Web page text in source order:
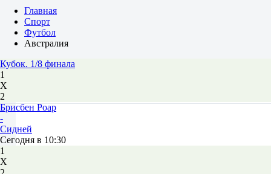
Главная
Спорт
Футбол
Австралия
Кубок. 1/8 финала
1
Х
2
Брисбен Роар
-
Сидней
Сегодня в 10:30
1
Х